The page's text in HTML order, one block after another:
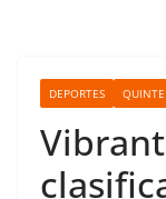
DEPORTES